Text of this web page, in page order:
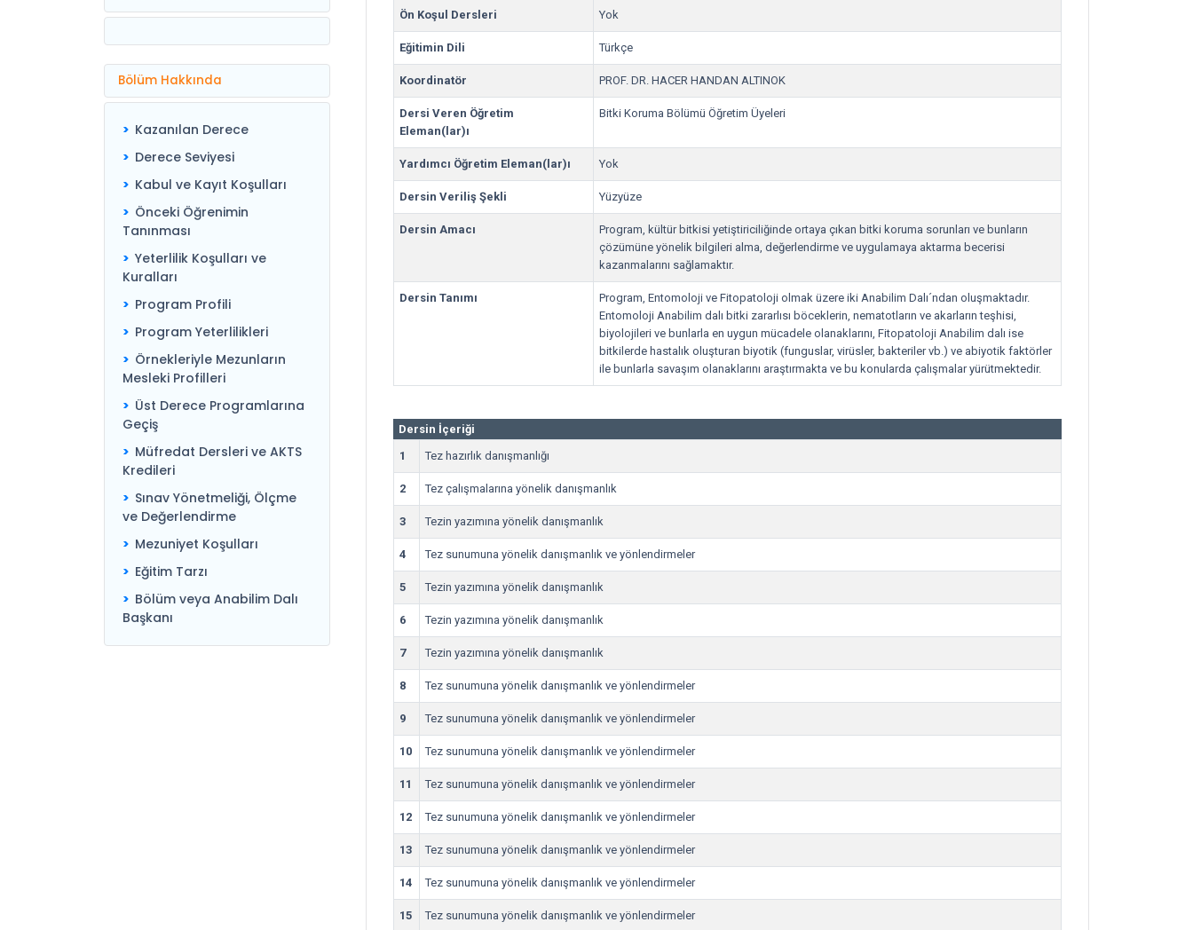
Bölüm Hakkında
Kazanılan Derece
Derece Seviyesi
Kabul ve Kayıt Koşulları
Önceki Öğrenimin
Tanınması
Yeterlilik Koşulları ve
Kuralları
Program Profili
Program Yeterlilikleri
Örnekleriyle Mezunların
Mesleki Profilleri
Üst Derece Programlarına
Geçiş
Müfredat Dersleri ve AKTS
Kredileri
Sınav Yönetmeliği, Ölçme
ve Değerlendirme
Mezuniyet Koşulları
Eğitim Tarzı
Bölüm veya Anabilim Dalı
Başkanı
Ön Koşul Dersleri Yok
Eğitimin Dili Türkçe
Koordinatör PROF. DR. HACER HANDAN ALTINOK
Dersi Veren Öğretim
Eleman(lar)ı
Bitki Koruma Bölümü Öğretim Üyeleri
Yardımcı Öğretim Eleman(lar)ı Yok
Dersin Veriliş Şekli Yüzyüze
Dersin Amacı
Program, kültür bitkisi yetiştiriciliğinde ortaya çıkan bitki koruma sorunları ve bunların
çözümüne yönelik bilgileri alma, değerlendirme ve uygulamaya aktarma becerisi
kazanmalarını sağlamaktır.
Dersin Tanımı
Program, Entomoloji ve Fitopatoloji olmak üzere iki Anabilim Dalı´ndan oluşmaktadır.
Entomoloji Anabilim dalı bitki zararlısı böceklerin, nematotların ve akarların teşhisi,
biyolojileri ve bunlarla en uygun mücadele olanaklarını, Fitopatoloji Anabilim dalı ise
bitkilerde hastalık oluşturan biyotik (funguslar, virüsler, bakteriler vb.) ve abiyotik faktörler
ile bunlarla savaşım olanaklarını araştırmakta ve bu konularda çalışmalar yürütmektedir.
Dersin İçeriği
1
Tez hazırlık danışmanlığı
2 Tez çalışmalarına yönelik danışmanlık
3 Tezin yazımına yönelik danışmanlık
4 Tez sunumuna yönelik danışmanlık ve yönlendirmeler
5 Tezin yazımına yönelik danışmanlık
6 Tezin yazımına yönelik danışmanlık
7 Tezin yazımına yönelik danışmanlık
8 Tez sunumuna yönelik danışmanlık ve yönlendirmeler
9 Tez sunumuna yönelik danışmanlık ve yönlendirmeler
10 Tez sunumuna yönelik danışmanlık ve yönlendirmeler
11 Tez sunumuna yönelik danışmanlık ve yönlendirmeler
12 Tez sunumuna yönelik danışmanlık ve yönlendirmeler
13 Tez sunumuna yönelik danışmanlık ve yönlendirmeler
14 Tez sunumuna yönelik danışmanlık ve yönlendirmeler
15 Tez sunumuna yönelik danışmanlık ve yönlendirmeler